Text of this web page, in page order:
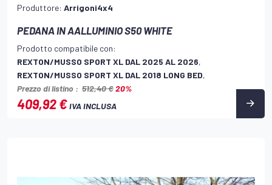
Produttore: Arrigoni4x4
PEDANA IN AALLUMINIO S50 WHITE
Prodotto compatibile con:
REXTON/MUSSO SPORT XL DAL 2025 AL 2026,
REXTON/MUSSO SPORT XL DAL 2018 LONG BED,
Prezzo di listino : 512,40 €20%
409,92 €IVA INCLUSA